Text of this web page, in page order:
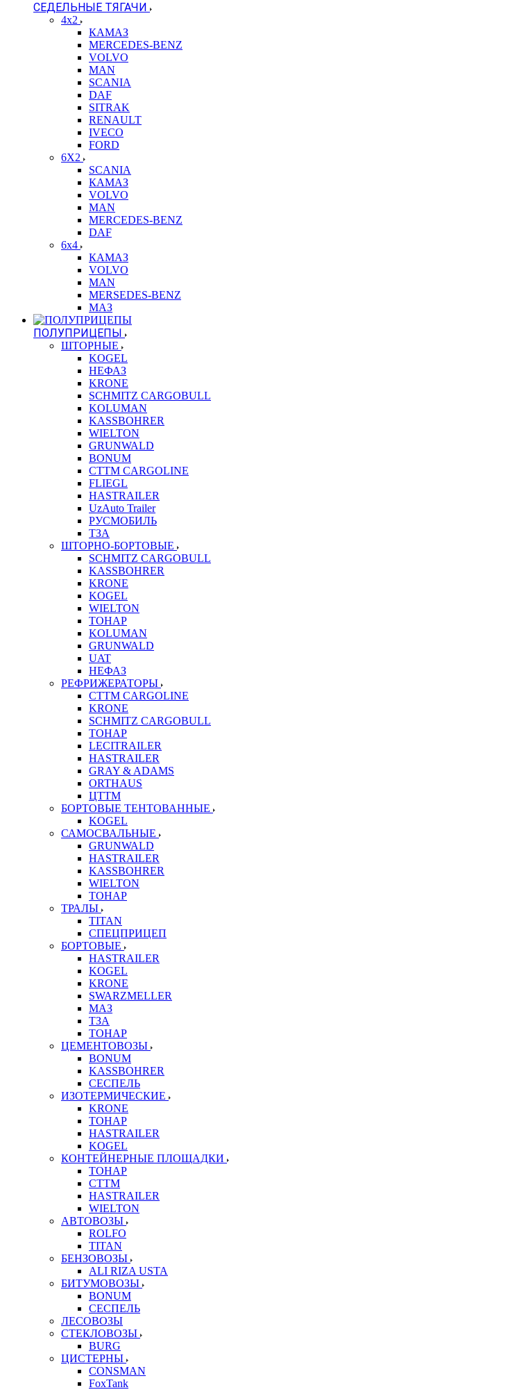
СЕДЕЛЬНЫЕ ТЯГАЧИ
4x2
КАМАЗ
MERCEDES-BENZ
VOLVO
MAN
SCANIA
DAF
SITRAK
RENAULT
IVECO
FORD
6X2
SCANIA
КАМАЗ
VOLVO
MAN
MERCEDES-BENZ
DAF
6x4
КАМАЗ
VOLVO
MAN
MERSEDES-BENZ
МАЗ
ПОЛУПРИЦЕПЫ
ШТОРНЫЕ
KOGEL
НЕФАЗ
KRONE
SCHMITZ CARGOBULL
KOLUMAN
KASSBOHRER
WIELTON
GRUNWALD
BONUM
CTTM CARGOLINE
FLIEGL
HASTRAILER
UzAuto Trailer
РУСМОБИЛЬ
ТЗА
ШТОРНО-БОРТОВЫЕ
SCHMITZ CARGOBULL
KASSBOHRER
KRONE
KOGEL
WIELTON
ТОНАР
KOLUMAN
GRUNWALD
UAT
НЕФАЗ
РЕФРИЖЕРАТОРЫ
CTTM CARGOLINE
KRONE
SCHMITZ CARGOBULL
ТОНАР
LECITRAILER
HASTRAILER
GRAY & ADAMS
ORTHAUS
ЦТТМ
БОРТОВЫЕ ТЕНТОВАННЫЕ
KOGEL
САМОСВАЛЬНЫЕ
GRUNWALD
HASTRAILER
KASSBOHRER
WIELTON
ТОНАР
ТРАЛЫ
TITAN
СПЕЦПРИЦЕП
БОРТОВЫЕ
HASTRAILER
KOGEL
KRONE
SWARZMELLER
МАЗ
ТЗА
ТОНАР
ЦЕМЕНТОВОЗЫ
BONUM
KASSBOHRER
СЕСПЕЛЬ
ИЗОТЕРМИЧЕСКИЕ
KRONE
ТОНАР
HASTRAILER
KOGEL
КОНТЕЙНЕРНЫЕ ПЛОЩАДКИ
ТОНАР
CTTM
HASTRAILER
WIELTON
АВТОВОЗЫ
ROLFO
TITAN
БЕНЗОВОЗЫ
ALI RIZA USTA
БИТУМОВОЗЫ
BONUM
СЕСПЕЛЬ
ЛЕСОВОЗЫ
СТЕКЛОВОЗЫ
BURG
ЦИСТЕРНЫ
CONSMAN
FoxTank